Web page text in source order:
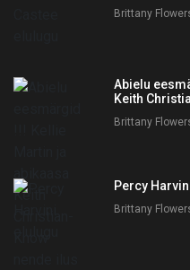
Brittany
Abielu
Keith
Brittany
Percy
Brittany